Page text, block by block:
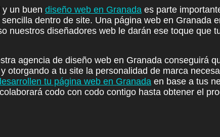
y un buen diseño web en Granada es parte
dentro de site. Una página web en Granada
nuestros diseñadores web le darán ese toque que
agencia de diseño web en Granada conseguirá
otorgando a tu site la personalidad de marca
tu página web en Granada en base a tus
colaborará codo con codo contigo hasta obtener el